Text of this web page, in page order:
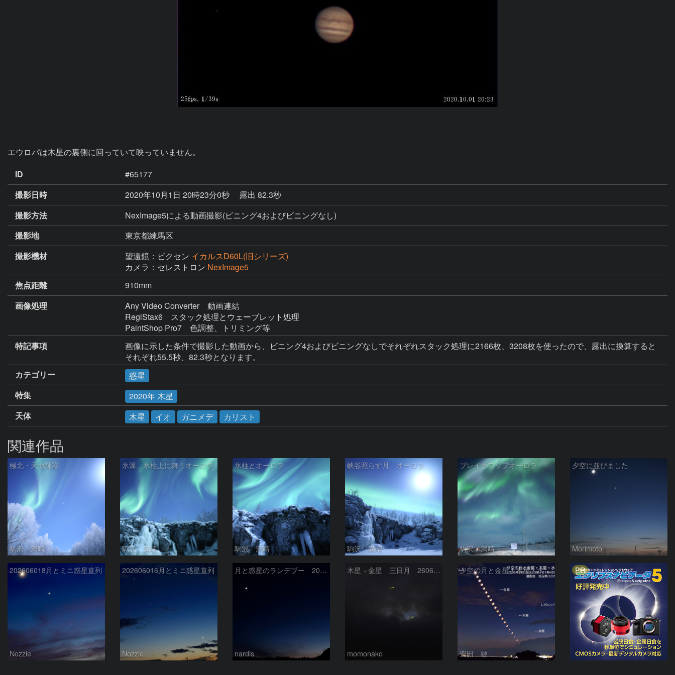
エウロパは木星の裏側に回っていて映っていません。
ID
#65177
撮影日時
2020年10月1日 20時23分0秒
露出 82.3秒
撮影方法
NexImage5による動画撮影(ビニング4およびビニングなし)
撮影地
東京都練馬区
撮影機材
望遠鏡：ビクセン イカルスD60L(旧シリーズ)
カメラ：セレストロン NexImage5
焦点距離
910mm
画像処理
Any Video Converter　動画連結
RegiStax6　スタック処理とウェーブレット処理
PaintShop Pro7　色調整、トリミング等
特記事項
画像に示した条件で撮影した動画から、ビニング4およびビニングなしでそれぞれスタック処理に2166枚、3208枚を使ったので、露出に換算すると
それぞれ55.5秒、82.3秒となります。
カテゴリー
惑星
特集
2020年 木星
天体
木星 イオ ガニメデ カリスト
関連作品
極北・天地輝彩
駒沢 満晴
氷瀑、氷柱上に舞うオーロラ
駒沢 満晴
氷柱とオーロラ
駒沢 満晴
峡谷照らす月、オーロラ
駒沢 満晴
ブレイクアップオーロラ
駒沢 満晴
夕空に並びました
Morimoto
202606018月とミニ惑星直列
Nozzie
202606016月とミニ惑星直列
Nozzie
月と惑星のランデブー 2026/06/19
nardis
木星 金星 三日月 260618
momonako
夕空の月と金星・木星・水星の接近 2026/6/18
豊田 敏
PR